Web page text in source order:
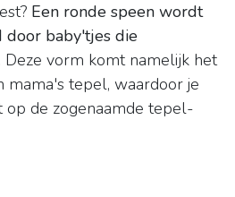
Een ronde speen wordt
door baby'tjes die
. Deze vorm komt namelijk het
mama's tepel, waardoor je
op de zogenaamde tepel-